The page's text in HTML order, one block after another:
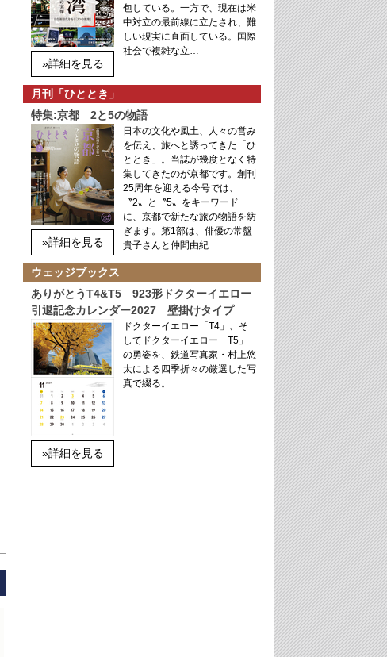
»詳細を見る
包している。一方で、現在は米
中対立の最前線に立たされ、難
しい現実に直面している。国際
社会で複雑な立…
月刊「ひととき」
特集:京都 2と5の物語
»詳細を見る
日本の文化や風土、人々の営み
を伝え、旅へと誘ってきた「ひ
ととき」。当誌が幾度となく特
集してきたのが京都です。創刊
25周年を迎える今号では、
〝2〟と〝5〟をキーワード
に、京都で新たな旅の物語を紡
ぎます。第1部は、俳優の常盤
貴子さんと仲間由紀…
ウェッジブックス
ありがとうT4&T5 923形ドクターイエロー
引退記念カレンダー2027 壁掛けタイプ
»詳細を見る
ドクターイエロー「T4」、そ
してドクターイエロー「T5」
の勇姿を、鉄道写真家・村上悠
太による四季折々の厳選した写
真で綴る。